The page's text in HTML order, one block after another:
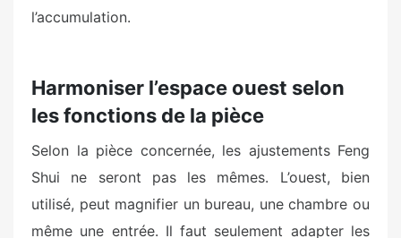
l’accumulation.
Harmoniser l’espace ouest selon
les fonctions de la pièce
Selon la pièce concernée, les ajustements Feng
Shui ne seront pas les mêmes. L’ouest, bien
utilisé, peut magnifier un bureau, une chambre ou
même une entrée. Il faut seulement adapter les